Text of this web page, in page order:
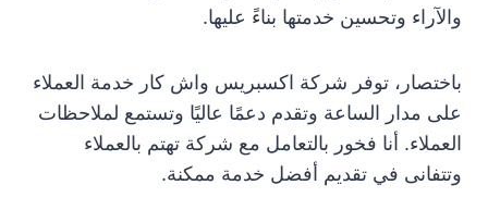
والآراء وتحسين خدمتها بناءً عليها.
باختصار، توفر شركة اكسبريس واش كار خدمة العملاء
على مدار الساعة وتقدم دعمًا عاليًا وتستمع لملاحظات
العملاء. أنا فخور بالتعامل مع شركة تهتم بالعملاء
وتتفانى في تقديم أفضل خدمة ممكنة.